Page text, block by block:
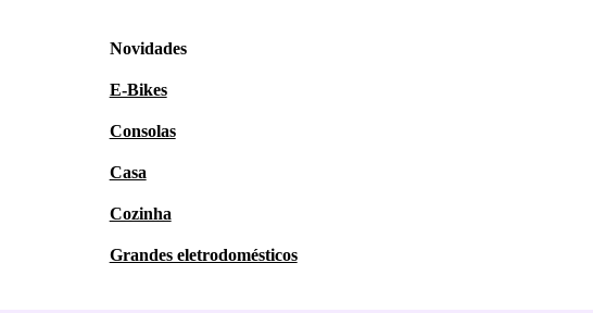
Novidades
E-Bikes
Consolas
Casa
Cozinha
Grandes eletrodomésticos